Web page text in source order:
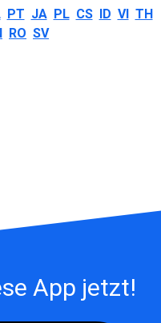
PT JA PL CS ID VI TH
RO SV
App jetzt!